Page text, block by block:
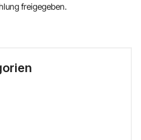
freigegeben.